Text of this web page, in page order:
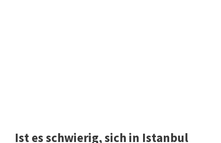
Ist es schwierig, sich in Istanbul